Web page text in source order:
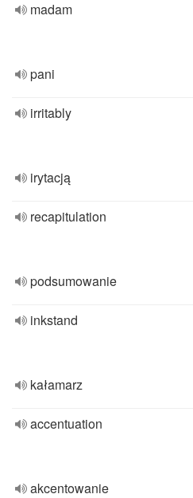
madam
pani
irritably
irytacją
recapitulation
podsumowanie
inkstand
kałamarz
accentuation
akcentowanie